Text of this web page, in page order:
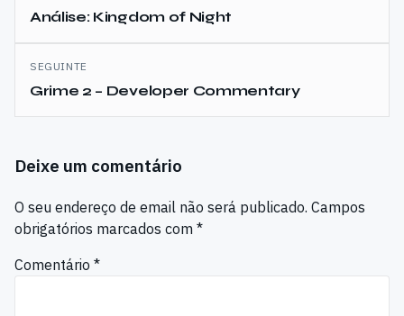
de
artigos
Análise: Kingdom of Night
SEGUINTE
Grime 2 – Developer Commentary
Deixe um comentário
O seu endereço de email não será publicado. Campos
obrigatórios marcados com *
Comentário *